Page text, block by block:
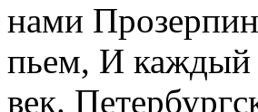
нами
пьем, И каждый
век.